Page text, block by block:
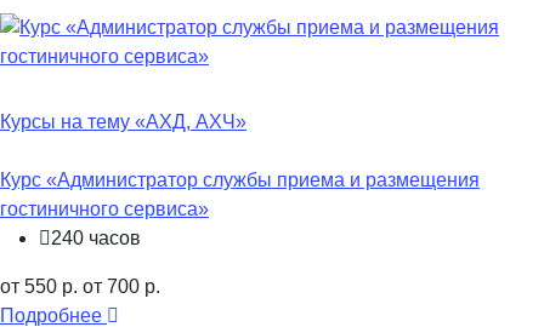
Курсы на тему «АХД, АХЧ»
Курс «Администратор службы приема и размещения
гостиничного сервиса»
240 часов
от 550 р. от 700 р.
Подробнее